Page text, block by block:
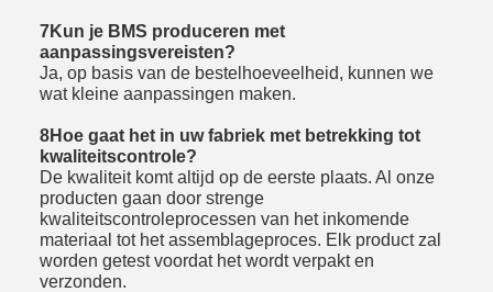
7Kun je BMS produceren met
aanpassingsvereisten?
Ja, op basis van de bestelhoeveelheid, kunnen we
wat kleine aanpassingen maken.
8Hoe gaat het in uw fabriek met betrekking tot
kwaliteitscontrole?
De kwaliteit komt altijd op de eerste plaats. Al onze
producten gaan door strenge
kwaliteitscontroleprocessen van het inkomende
materiaal tot het assemblageproces. Elk product zal
worden getest voordat het wordt verpakt en
verzonden.